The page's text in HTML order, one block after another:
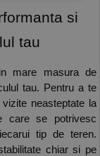
tau
tau. Pentru a te
neasteptate la
care se potrivesc
tip de teren.
chiar si pe